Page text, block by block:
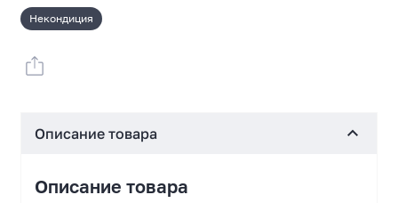
Некондиция
Описание товара
Описание товара